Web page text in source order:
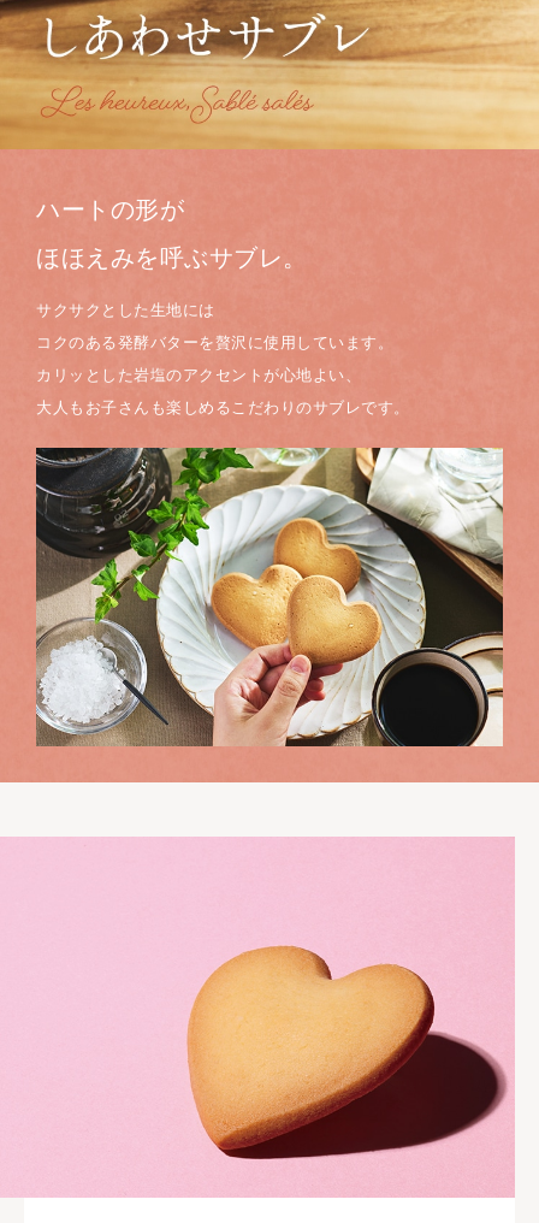
ハートの形が
ほほえみを呼ぶサブレ。
サクサクとした生地には
コクのある発酵バターを贅沢に使用しています。
カリッとした岩塩のアクセントが心地よい、
大人もお子さんも楽しめるこだわりのサブレです。